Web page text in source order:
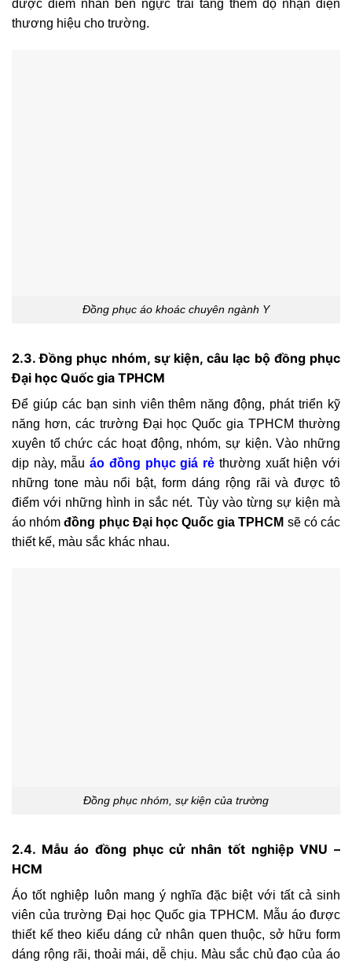
được điểm nhấn bên ngực trái tăng thêm độ nhận diện
thương hiệu cho trường.
Đồng phục áo khoác chuyên ngành Y
2.3. Đồng phục nhóm, sự kiện, câu lạc bộ đồng phục
Đại học Quốc gia TPHCM
Để giúp các bạn sinh viên thêm năng động, phát triển kỹ
năng hơn, các trường Đại học Quốc gia TPHCM thường
xuyên tổ chức các hoạt động, nhóm, sự kiện. Vào những
dịp này, mẫu áo đồng phục giá rẻ thường xuất hiện với
những tone màu nổi bật, form dáng rộng rãi và được tô
điểm với những hình in sắc nét. Tùy vào từng sự kiện mà
áo nhómđồng phục Đại học Quốc gia TPHCM sẽ có các
thiết kế, màu sắc khác nhau.
Đồng phục nhóm, sự kiện của trường
2.4. Mẫu áo đồng phục cử nhân tốt nghiệp VNU –
HCM
Áo tốt nghiệp luôn mang ý nghĩa đặc biệt với tất cả sinh
viên của trường Đại học Quốc gia TPHCM. Mẫu áo được
thiết kế theo kiểu dáng cử nhân quen thuộc, sở hữu form
dáng rộng rãi, thoải mái, dễ chịu. Màu sắc chủ đạo của áo